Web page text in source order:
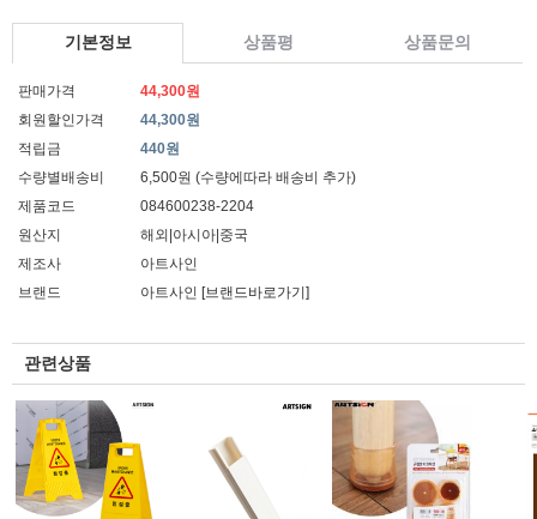
기본정보 상품평 상품문의
판매가격
44,300원
회원할인가격
44,300원
적립금
440원
수량별배송비
6,500원 (수량에따라 배송비 추가)
제품코드
084600238-2204
원산지
해외|아시아|중국
제조사
아트사인
브랜드
아트사인 [브랜드바로가기]
관련상품